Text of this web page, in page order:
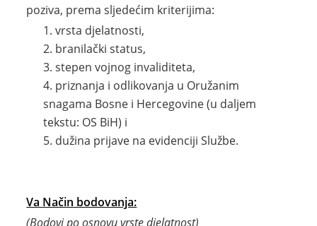
poziva, prema sljedećim kriterijima:
vrsta djelatnosti,
branilački status,
stepen vojnog invaliditeta,
priznanja i odlikovanja u Oružanim
snagama Bosne i Hercegovine (u daljem
tekstu: OS BiH) i
dužina prijave na evidenciji Službe.
Va Način bodovanja:
(Bodovi po osnovu vrste djelatnost)